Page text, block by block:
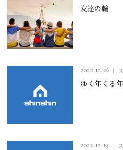
友達の輪
2022.12.26
ゆく年くる年
2022.12.19